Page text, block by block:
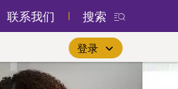
联系我们 搜索
登录